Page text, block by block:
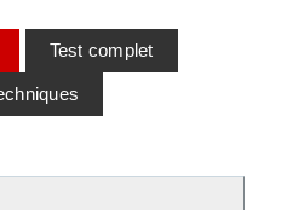
Test complet